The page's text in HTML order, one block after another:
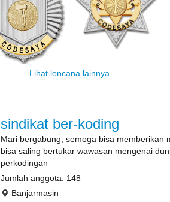
Lihat lencana lainnya
sindikat ber-koding
Mari bergabung, semoga bisa memberikan
bisa saling bertukar wawasan mengenai
perkodingan
Jumlah anggota: 148
Banjarmasin